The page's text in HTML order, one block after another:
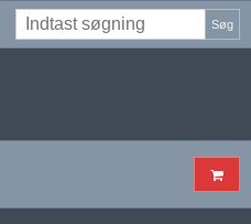
Søg